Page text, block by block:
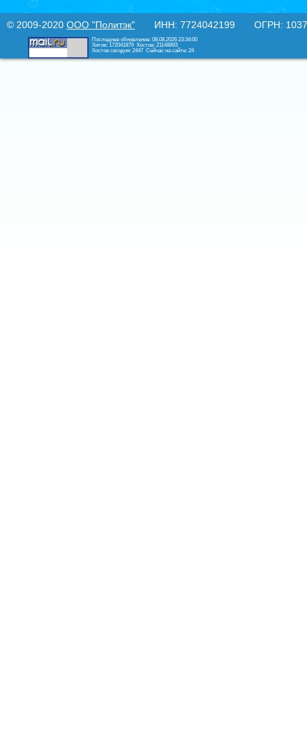
© 2009-2020 ООО "Политэк" ИНН: 7724042199 ОГРН:
Последнее обновление: 08.08.2026 23:34:00
Хитов: 172041879 Хостов: 21148893
Хостов сегодня: 2447 Сейчас на сайте: 24